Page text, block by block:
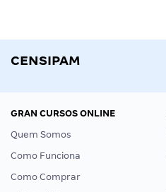
CENSIPAM
GRAN CURSOS ONLINE
Quem Somos
Como Funciona
Como Comprar